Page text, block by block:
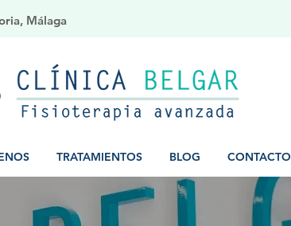
Málaga
TRATAMIENTOS BLOG CONTACTO